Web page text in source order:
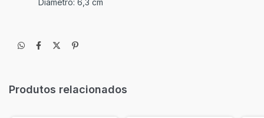
Diâmetro: 6,3 cm
Produtos relacionados